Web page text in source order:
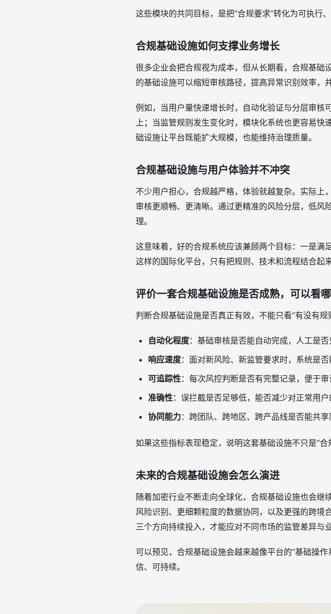
这些模块的共同目标，是把“合规要求”转化为可执行
合规基础设施如何支撑业务增长
很多企业会把合规视为成本，但从长期看，合规基
的基础设施可以缩短审核路径，提高异常识别效率，
例如，当用户量快速增长时，自动化验证与分层审
上；当监管规则发生变化时，模块化系统也更容易
础设施让平台既能扩大规模，也能维持治理质量。
合规基础设施与用户体验并不冲突
不少用户担心，合规越严格，体验就越复杂。实际
审核更顺畅、更清晰。通过更精准的风险分层，低
理。
这意味着，好的合规系统应该兼顾两个目标：一是满
这样的国际化平台，只有把规则、技术和流程结合起
评价一套合规基础设施是否成熟，可以看
判断合规基础设施是否真正有效，不能只看“有没有规
自动化程度：基础审核是否能自动完成，人工是否
响应速度：面对新风险、新监管要求时，系统是否
可追踪性：每次风控判断是否有完整记录，便于审
准确性：误拦截是否足够低，能否减少对正常用户
协同能力：跨团队、跨地区、跨产品线是否能共享
如果这些指标表现稳定，说明这套基础设施不只是“
未来的合规基础设施会怎么演进
随着加密行业不断走向全球化，合规基础设施也会
风险识别、更细颗粒度的数据协同，以及更强的跨
三个方向持续投入，才能应对不同市场的监管差异与
可以预见，合规基础设施会越来越像平台的“基础操
信、可持续。